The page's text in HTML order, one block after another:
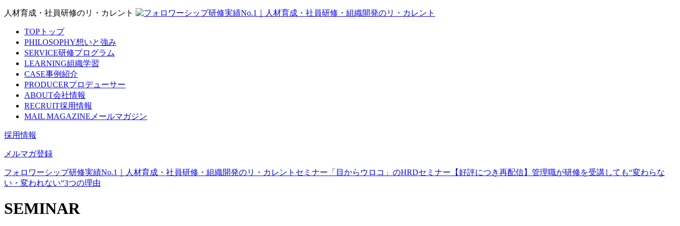
人材育成・社員研修のリ・カレント
TOP トップ
PHILOSOPHY想いと強み
SERVICE研修プログラム
LEARNING組織学習
CASE事例紹介
PRODUCERプロデューサー
ABOUT会社情報
RECRUIT採用情報
MAIL MAGAZINE メールマガジン
採用情報
メルマガ登録
フォロワーシップ研修実績No.1｜人材育成・社員研修・組織開発のリ・カレント セミナー 「目からウロコ」のHRDセミナー 【好評につき再配信】管理職が研修を受講しても“変わらな
い・変われない“3つの理由
SEMINAR